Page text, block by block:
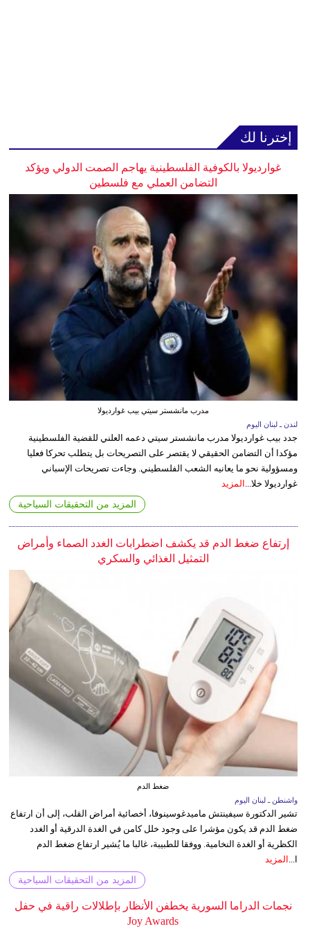
إخترنا لك
غوارديولا بالكوفية الفلسطينية يهاجم الصمت الدولي ويؤكد
التضامن العملي مع فلسطين
مدرب مانشستر سيتي بيب غوارديولا
لندن ـ لبنان اليوم
جدد بيب غوارديولا مدرب مانشستر سيتي دعمه العلني للقضية الفلسطينية
مؤكدا أن التضامن الحقيقي لا يقتصر على التصريحات بل يتطلب تحركا فعليا
ومسؤولية نحو ما يعانيه الشعب الفلسطيني. وجاءت تصريحات الإسباني
غوارديولا خلا... المزيد
المزيد من التحقيقات السياحية
إرتفاع ضغط الدم قد يكشف اضطرابات الغدد الصماء وأمراض
التمثيل الغذائي والسكري
ضغط الدم
واشنطن ـ لبنان اليوم
تشير الدكتورة سيفينتش ماميدغوسينوفا، أخصائية أمراض القلب، إلى أن ارتفاع
ضغط الدم قد يكون مؤشرا على وجود خلل كامن في الغدة الدرقية أو الغدد
الكظرية أو الغدة النخامية. ووفقا للطبيبة، غالبا ما يُشير ارتفاع ضغط الدم
ا...
المزيد
المزيد من التحقيقات السياحية
نجمات الدراما السورية يخطفن الأنظار بإطلالات راقية في حفل
Joy Awards